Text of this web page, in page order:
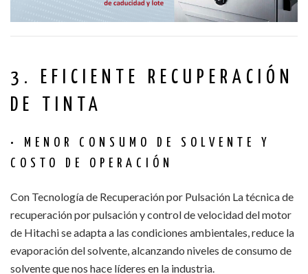
3. EFICIENTE RECUPERACIÓN
DE TINTA
• MENOR CONSUMO DE SOLVENTE Y
COSTO DE OPERACIÓN
Con Tecnología de Recuperación por Pulsación La técnica de
recuperación por pulsación y control de velocidad del motor
de Hitachi se adapta a las condiciones ambientales, reduce la
evaporación del solvente, alcanzando niveles de consumo de
solvente que nos hace líderes en la industria.